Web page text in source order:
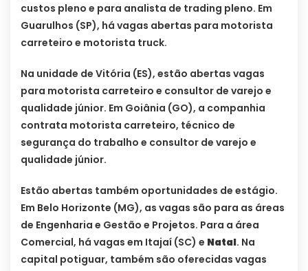
custos pleno e para analista de trading pleno. Em
Guarulhos (SP), há vagas abertas para motorista
carreteiro e motorista truck.
Na unidade de Vitória (ES), estão abertas vagas
para motorista carreteiro e consultor de varejo e
qualidade júnior. Em Goiânia (GO), a companhia
contrata motorista carreteiro, técnico de
segurança do trabalho e consultor de varejo e
qualidade júnior.
Estão abertas também oportunidades de estágio.
Em Belo Horizonte (MG), as vagas são para as áreas
de Engenharia e Gestão e Projetos. Para a área
Comercial, há vagas em Itajaí (SC) e Natal. Na
capital potiguar, também são oferecidas vagas